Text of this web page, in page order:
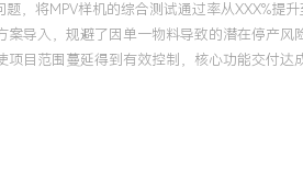
，将MPV样机的综合测试通过率从XXX%提升
案导入，规避了因单一物料导致的潜在停产风
项目范围蔓延得到有效控制，核心功能交付达